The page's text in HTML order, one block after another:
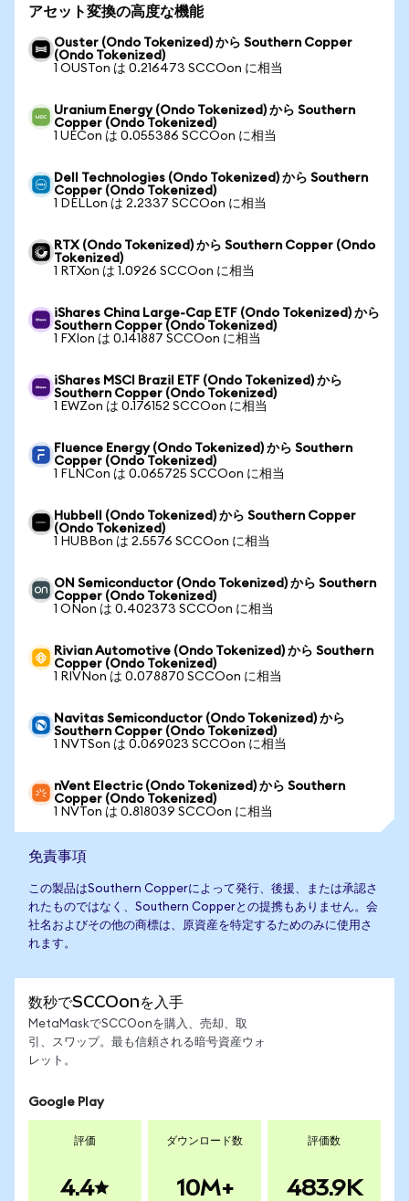
アセット変換の高度な機能
Ouster (Ondo Tokenized) から Southern Copper
(Ondo Tokenized)
1 OUSTon は 0.216473 SCCOon に相当
Uranium Energy (Ondo Tokenized) から Southern
Copper (Ondo Tokenized)
1 UECon は 0.055386 SCCOon に相当
Dell Technologies (Ondo Tokenized) から Southern
Copper (Ondo Tokenized)
1 DELLon は 2.2337 SCCOon に相当
RTX (Ondo Tokenized) から Southern Copper (Ondo
Tokenized)
1 RTXon は 1.0926 SCCOon に相当
iShares China Large-Cap ETF (Ondo Tokenized) から
Southern Copper (Ondo Tokenized)
1 FXIon は 0.141887 SCCOon に相当
iShares MSCI Brazil ETF (Ondo Tokenized) から
Southern Copper (Ondo Tokenized)
1 EWZon は 0.176152 SCCOon に相当
Fluence Energy (Ondo Tokenized) から Southern
Copper (Ondo Tokenized)
1 FLNCon は 0.065725 SCCOon に相当
Hubbell (Ondo Tokenized) から Southern Copper
(Ondo Tokenized)
1 HUBBon は 2.5576 SCCOon に相当
ON Semiconductor (Ondo Tokenized) から Southern
Copper (Ondo Tokenized)
1 ONon は 0.402373 SCCOon に相当
Rivian Automotive (Ondo Tokenized) から Southern
Copper (Ondo Tokenized)
1 RIVNon は 0.078870 SCCOon に相当
Navitas Semiconductor (Ondo Tokenized) から
Southern Copper (Ondo Tokenized)
1 NVTSon は 0.069023 SCCOon に相当
nVent Electric (Ondo Tokenized) から Southern
Copper (Ondo Tokenized)
1 NVTon は 0.818039 SCCOon に相当
免責事項
この製品はSouthern Copperによって発行、後援、または承認さ
れたものではなく、Southern Copperとの提携もありません。会
社名およびその他の商標は、原資産を特定するためのみに使用さ
れます。
数秒でSCCOonを入手
MetaMaskでSCCOonを購入、売却、取
引、スワップ。最も信頼される暗号資産ウォ
レット。
Google Play
評価
4.4
ダウンロード数
10M+
評価数
483.9K